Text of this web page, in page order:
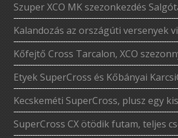
Szuper XCO MK szezonkezdés
Kalandozás az országúti versenyek
Kőfejtő Cross Tarcalon, XCO
Etyek SuperCross és Kőbányai
Kecskeméti SuperCross, plusz egy
SuperCross CX ötödik futam, teljes